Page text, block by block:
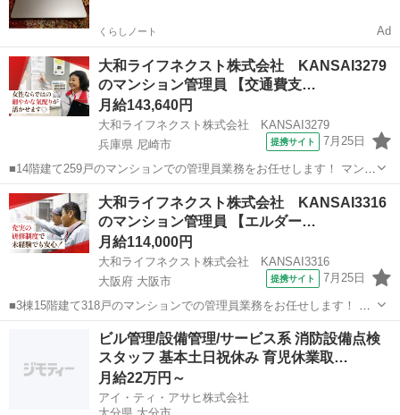
くらしノート Ad
大和ライフネクスト株式会社 KANSAI3279
のマンション管理員 【交通費支…
月給143,640円
大和ライフネクスト株式会社 KANSAI3279
兵庫県 尼崎市
提携サイト 7月25日
■14階建て259戸のマンションでの管理員業務をお任せします！ マンシ
ョンにお住まいの方々の快適な暮らしを支える大切な仕事です。 具体
的には ・受付業務（来訪者の応対、お住まいのお客様からのお問い合
わせ・ご相談など） ・共...
兵庫 尼崎市 マンション管理
大和ライフネクスト株式会社 KANSAI3316
のマンション管理員 【エルダー…
月給114,000円
大和ライフネクスト株式会社 KANSAI3316
大阪府 大阪市
提携サイト 7月25日
■3棟15階建て318戸のマンションでの管理員業務をお任せします！ マ
ンションにお住まいの方々の快適な暮らしを支える大切な仕事です。
具体的には ・共用部分の清掃（エントランス・エレベーター内・廊
下・階段・ゴミ置場など） ...
マンション管理
ビル管理/設備管理/サービス系 消防設備点検
スタッフ 基本土日祝休み 育児休業取…
月給22万円～
アイ・ティ・アサヒ株式会社